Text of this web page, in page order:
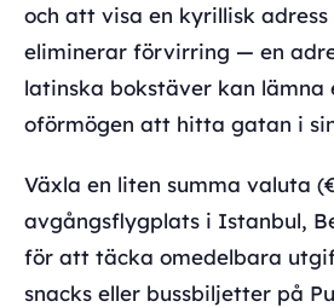
och att visa en kyrillisk
eliminerar förvirring — en
latinska bokstäver kan lämna
oförmögen att hitta gatan i sin
Växla en liten summa valuta
avgångsflygplats i Istanbul,
för att täcka omedelbara
snacks eller bussbiljetter på